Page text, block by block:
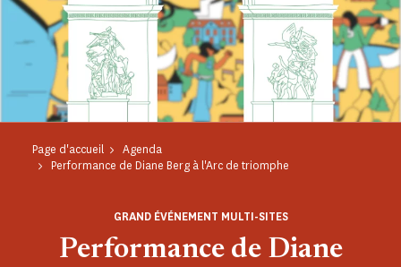
Page d'accueil
Agenda
Performance de Diane Berg à l'Arc de triomphe
Performance de Diane
GRAND ÉVÉNEMENT MULTI-SITES